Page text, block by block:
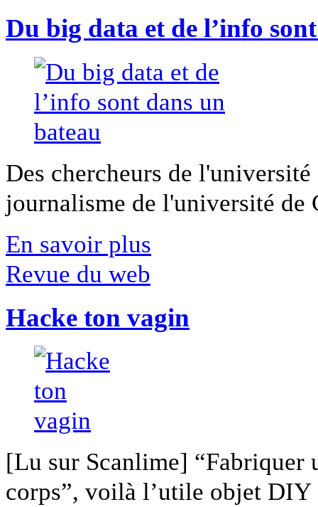
Du big data et de l’info
Des chercheurs de
journalisme de l'université
En savoir plus
Revue du web
Hacke ton vagin
[Lu sur Scanlime] “Fabriquer
corps”, voilà l’utile objet